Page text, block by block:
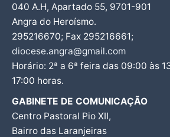
040 A.H, Apartado 55, 9701-901
Angra do Heroísmo.
295216670; Fax 295216661;
diocese.angra@gmail.com
Horário: 2ª a 6ª feira das 09:00 às
17:00 horas.
GABINETE DE COMUNICAÇÃO
Centro Pastoral Pio XII,
Bairro das Laranjeiras